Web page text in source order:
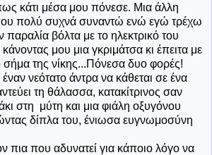
κάτι μέσα μου πόνεσε. Μια άλλη
πολύ συχνά συναντώ ενώ εγώ τρέχω
παραλία βόλτα με το ηλεκτρικό του
κάνοντας μου μια γκριμάτσα κι έπειτα με
σήμα της νίκης...Πόνεσα δυο φορές!
νεότατο άντρα να κάθεται σε ένα
τη θάλασσα, κατακίτρινος σαν
στη μύτη και μια φιάλη οξυγόνου
δίπλα του, ένιωσα ευγνωμοσύνη
πια που αδυνατεί για κάποιο λόγο να